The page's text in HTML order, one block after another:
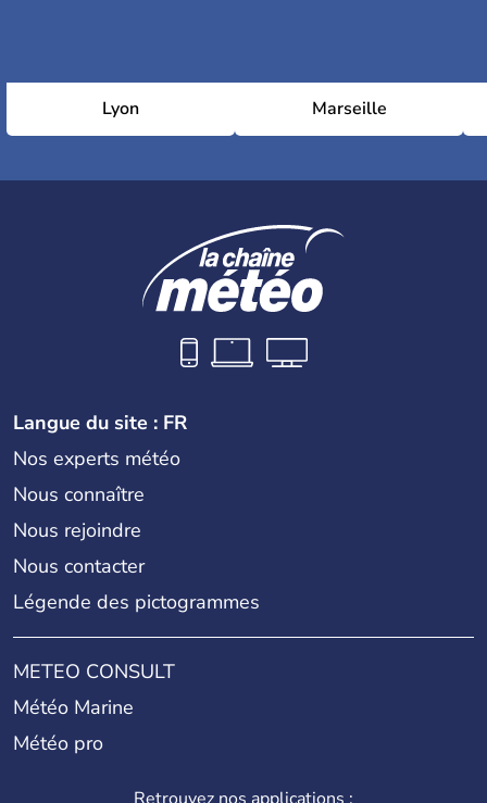
Lyon Marseille
Langue du site : FR
Nos experts météo
Nous connaître
Nous rejoindre
Nous contacter
Légende des pictogrammes
METEO CONSULT
Météo Marine
Météo pro